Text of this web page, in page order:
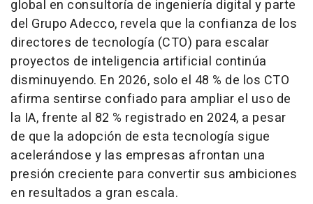
global en consultoría de ingeniería digital y parte
del Grupo Adecco, revela que la confianza de los
directores de tecnología (CTO) para escalar
proyectos de inteligencia artificial continúa
disminuyendo. En 2026, solo el 48 % de los CTO
afirma sentirse confiado para ampliar el uso de
la IA, frente al 82 % registrado en 2024, a pesar
de que la adopción de esta tecnología sigue
acelerándose y las empresas afrontan una
presión creciente para convertir sus ambiciones
en resultados a gran escala.